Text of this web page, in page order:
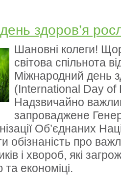
здоров’я
Шановні колеги!
світова спільнота
Міжнародний день
(International Day of
Надзвичайно
запроваджене
Об’єднаних
про
і хвороб, які
та економіці.